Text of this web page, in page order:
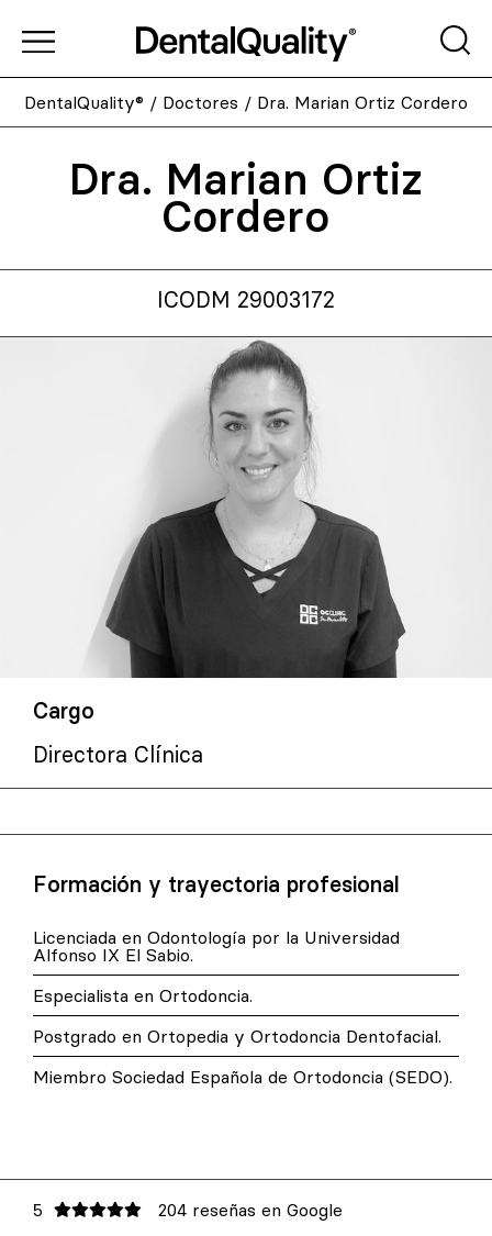
DentalQuality® / Doctores / Dra. Marian Ortiz Cordero
Dra. Marian Ortiz
Cordero
ICODM 29003172
Cargo
Directora Clínica
Formación y trayectoria profesional
Licenciada en Odontología por la Universidad
Alfonso IX El Sabio.
Especialista en Ortodoncia.
Postgrado en Ortopedia y Ortodoncia Dentofacial.
Miembro Sociedad Española de Ortodoncia (SEDO).
5 204 reseñas en Google